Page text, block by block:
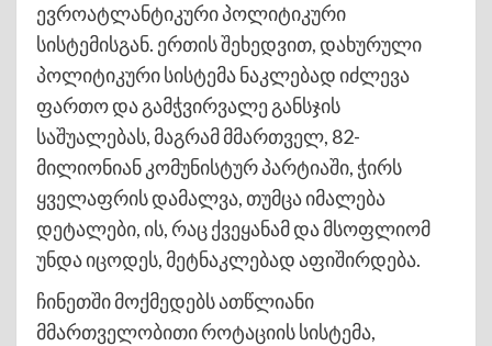
ევროატლანტიკური პოლიტიკური
სისტემისგან. ერთის შეხედვით, დახურული
პოლიტიკური სისტემა ნაკლებად იძლევა
ფართო და გამჭვირვალე განსჯის
საშუალებას, მაგრამ მმართველ, 82-
მილიონიან კომუნისტურ პარტიაში, ჭირს
ყველაფრის დამალვა, თუმცა იმალება
დეტალები, ის, რაც ქვეყანამ და მსოფლიომ
უნდა იცოდეს, მეტნაკლებად აფიშირდება.
ჩინეთში მოქმედებს ათწლიანი
მმართველობითი როტაციის სისტემა,